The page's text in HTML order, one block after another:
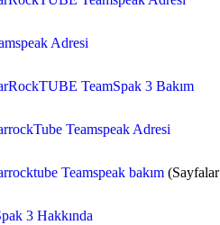
Adresi
TeamSpak 3 Bakım
Teamspeak Adresi
Teamspeak bakım
3 Hakkında